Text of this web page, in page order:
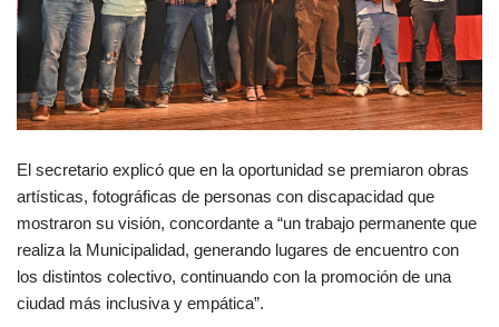
El secretario explicó que en la oportunidad se premiaron obras
artísticas, fotográficas de personas con discapacidad que
mostraron su visión, concordante a “un trabajo permanente que
realiza la Municipalidad, generando lugares de encuentro con
los distintos colectivo, continuando con la promoción de una
ciudad más inclusiva y empática”.